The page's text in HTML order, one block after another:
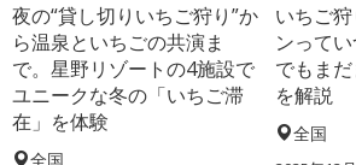
夜の“貸し切りいちご狩り”か
ら温泉といちごの共演ま
で。星野リゾートの4施設で
ユニークな冬の「いちご滞
在」を体験
全国
いちご
ンって
でもま
を解説
全国